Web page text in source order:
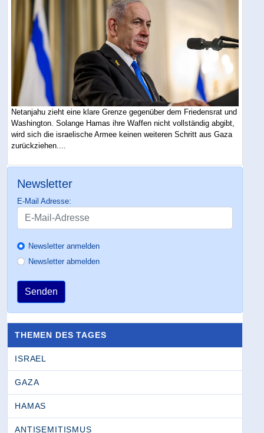
Netanjahu zieht eine klare Grenze gegenüber dem Friedensrat und
Washington. Solange Hamas ihre Waffen nicht vollständig abgibt,
wird sich die israelische Armee keinen weiteren Schritt aus Gaza
zurückziehen....
Newsletter
E-Mail Adresse:
Newsletter anmelden
Newsletter abmelden
Senden
THEMEN DES TAGES
ISRAEL
GAZA
HAMAS
ANTISEMITISMUS